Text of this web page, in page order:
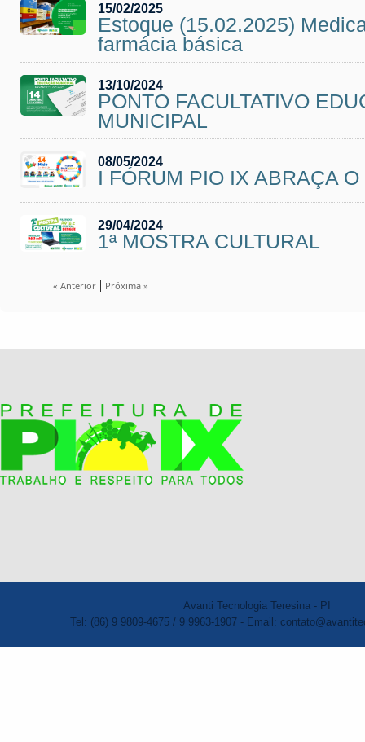
15/02/2025
Estoque (15.02.2025)
farmácia básica
13/10/2024
PONTO FACULTATIVO
MUNICIPAL
08/05/2024
I FÓRUM PIO IX ABRAÇA O
29/04/2024
1ª MOSTRA CULTURAL
« Anterior | Próxima »
Avanti Tecnologia Teresina - PI
Tel: (86) 9 9809-4675 / 9 9963-1907 - Email: